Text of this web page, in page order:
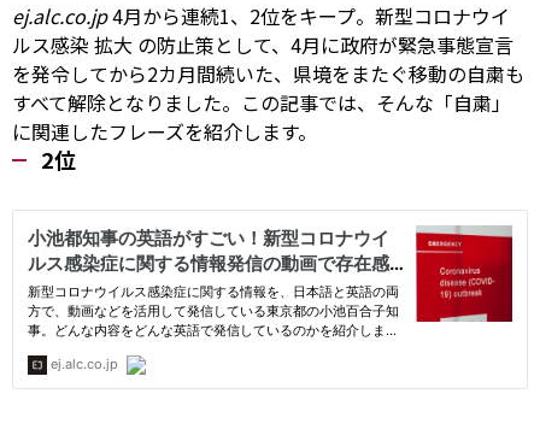
ej.alc.co.jp4月から連続1、2位をキープ。新型コロナウイ
ルス感染 拡大 の防止策として、4月に政府が緊急事態宣言
を発令してから2カ月間続いた、県境をまたぐ移動の自粛も
すべて解除となりました。この記事では、そんな「自粛」
に関連したフレーズを紹介します。
2位